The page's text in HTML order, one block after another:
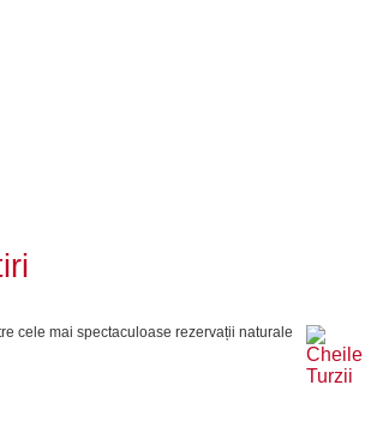
cele mai spectaculoase rezervații naturale